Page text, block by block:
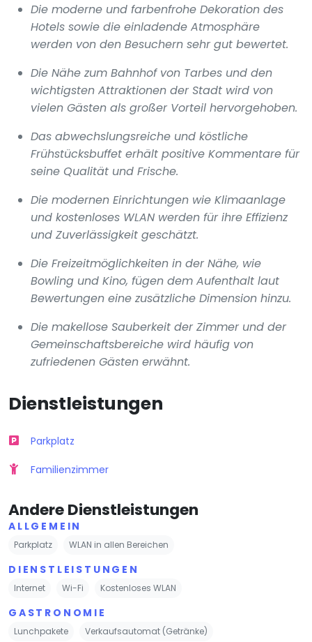
Die moderne und farbenfrohe Dekoration des
Hotels sowie die einladende Atmosphäre
werden von den Besuchern sehr gut bewertet.
Die Nähe zum Bahnhof von Tarbes und den
wichtigsten Attraktionen der Stadt wird von
vielen Gästen als großer Vorteil hervorgehoben.
Das abwechslungsreiche und köstliche
Frühstücksbuffet erhält positive Kommentare für
seine Qualität und Frische.
Die modernen Einrichtungen wie Klimaanlage
und kostenloses WLAN werden für ihre Effizienz
und Zuverlässigkeit geschätzt.
Die Freizeitmöglichkeiten in der Nähe, wie
Bowling und Kino, fügen dem Aufenthalt laut
Bewertungen eine zusätzliche Dimension hinzu.
Die makellose Sauberkeit der Zimmer und der
Gemeinschaftsbereiche wird häufig von
zufriedenen Gästen erwähnt.
Dienstleistungen
Parkplatz
Familienzimmer
Andere Dienstleistungen
ALLGEMEIN
Parkplatz WLAN in allen Bereichen
DIENSTLEISTUNGEN
Internet Wi-Fi Kostenloses WLAN
GASTRONOMIE
Lunchpakete Verkaufsautomat (Getränke)